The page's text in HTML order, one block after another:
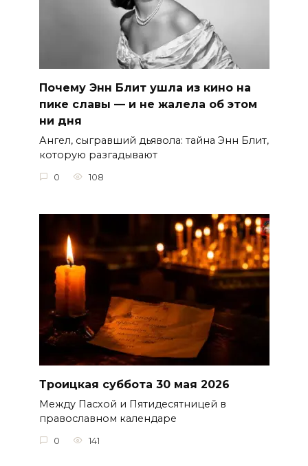
Почему Энн Блит ушла из кино на
пике славы — и не жалела об этом
ни дня
Ангел, сыгравший дьявола: тайна Энн Блит,
которую разгадывают
0 108
Троицкая суббота 30 мая 2026
Между Пасхой и Пятидесятницей в
православном календаре
0 141